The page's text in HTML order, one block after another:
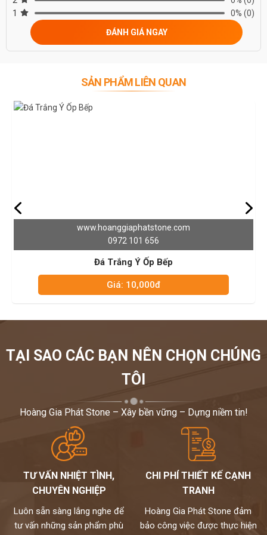
HẠNH
ĐƯỢC PHỤC VỤ QUÝ KHÁCH – HOTLINE: 0972101656 -
1
0% (0)
ĐÁNH GIÁ NGAY
SẢN PHẨM LIÊN QUAN
www.hoanggiaphatstone.com
0972 101 656
Đá Trắng Ý Ốp Bếp
Giá: 10,000đ
TẠI SAO CÁC BẠN NÊN CHỌN CHÚNG
TÔI
Hoàng Gia Phát Stone – Xây bền vững – Dựng niềm tin!
TƯ VẤN NHIỆT TÌNH,
CHUYÊN NGHIỆP
Luôn sẵn sàng lắng nghe để
tư vấn những sản phẩm phù
CHI PHÍ THIẾT KẾ CẠNH
TRANH
Hoàng Gia Phát Stone đảm
bảo công việc được thực hiện